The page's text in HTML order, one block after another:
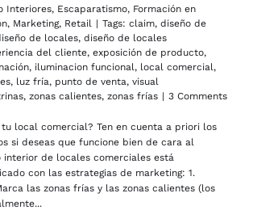
Interiores, Escaparatismo, Formación en
, Marketing, Retail | Tags: claim, diseño de
de locales, diseño de locales
del cliente, exposición de producto,
, iluminacion funcional, local comercial,
, luz fría, punto de venta, visual
, zonas calientes, zonas frías | 3 Comments
tu local comercial? Ten en cuenta a priori los
si deseas que funcione bien de cara al
interior de locales comerciales está
con las estrategias de marketing: 1.
las zonas frías y las zonas calientes (los